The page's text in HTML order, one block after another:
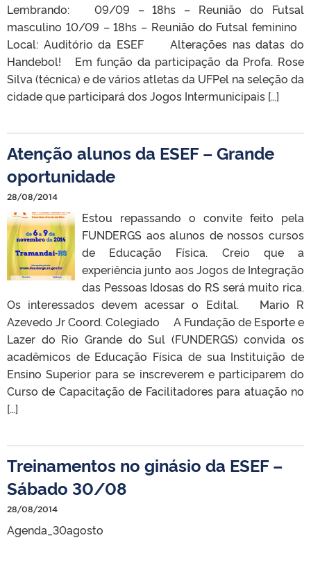
Lembrando: 09/09 – 18hs – Reunião do Futsal
masculino 10/09 – 18hs – Reunião do Futsal feminino
Local: Auditório da ESEF Alterações nas datas do
Handebol! Em função da participação da Profa. Rose
Silva (técnica) e de vários atletas da UFPel na seleção da
cidade que participará dos Jogos Intermunicipais […]
Atenção alunos da ESEF – Grande
oportunidade
28/08/2014
Estou repassando o convite feito pela
FUNDERGS aos alunos de nossos cursos
de Educação Física. Creio que a
experiência junto aos Jogos de Integração
das Pessoas Idosas do RS será muito rica.
Os interessados devem acessar o Edital. Mario R
Azevedo Jr Coord. Colegiado A Fundação de Esporte e
Lazer do Rio Grande do Sul (FUNDERGS) convida os
acadêmicos de Educação Física de sua Instituição de
Ensino Superior para se inscreverem e participarem do
Curso de Capacitação de Facilitadores para atuação no
[…]
Treinamentos no ginásio da ESEF –
Sábado 30/08
28/08/2014
Agenda_30agosto